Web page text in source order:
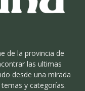
de la provincia de
las ultimas
desde una mirada
y categorías.